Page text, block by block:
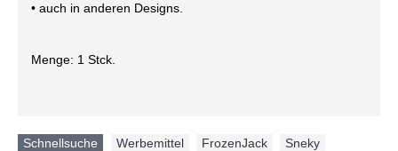
• auch in anderen Designs.
Menge: 1 Stck.
Schnellsuche Werbemittel FrozenJack Sneky